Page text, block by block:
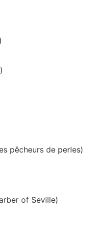
pêcheurs de perles)
of Seville)